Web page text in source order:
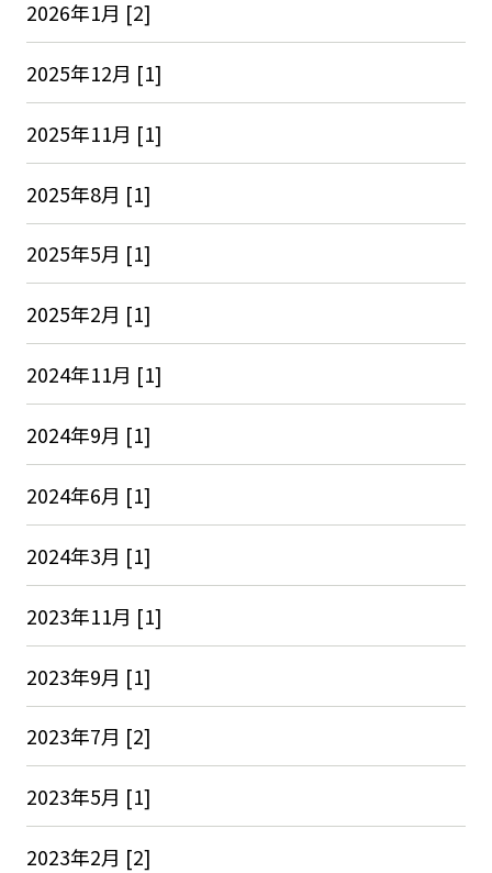
2026年1月 [2]
2025年12月 [1]
2025年11月 [1]
2025年8月 [1]
2025年5月 [1]
2025年2月 [1]
2024年11月 [1]
2024年9月 [1]
2024年6月 [1]
2024年3月 [1]
2023年11月 [1]
2023年9月 [1]
2023年7月 [2]
2023年5月 [1]
2023年2月 [2]